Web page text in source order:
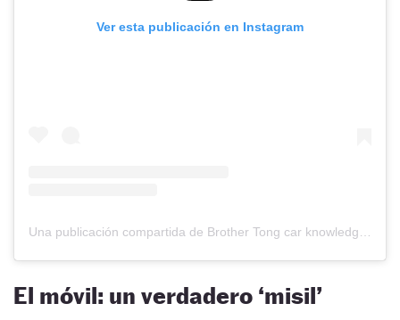
Ver esta publicación en Instagram
Una publicación compartida de Brother Tong car knowledge (@brothertongcarknowledge)
El móvil: un verdadero ‘misil’